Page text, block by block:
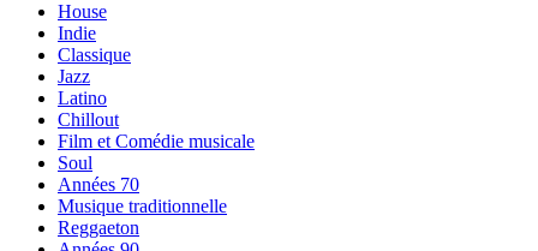
House
Indie
Classique
Jazz
Latino
Chillout
Film et Comédie musicale
Soul
Années 70
Musique traditionnelle
Reggaeton